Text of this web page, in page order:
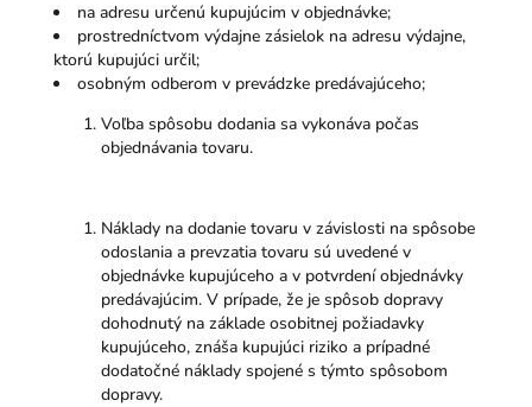
na adresu určenú kupujúcim v objednávke;
prostredníctvom výdajne zásielok na adresu výdajne,
ktorú kupujúci určil;
osobným odberom v prevádzke predávajúceho;
Voľba spôsobu dodania sa vykonáva počas
objednávania tovaru.
Náklady na dodanie tovaru v závislosti na spôsobe
odoslania a prevzatia tovaru sú uvedené v
objednávke kupujúceho a v potvrdení objednávky
predávajúcim. V prípade, že je spôsob dopravy
dohodnutý na základe osobitnej požiadavky
kupujúceho, znáša kupujúci riziko a prípadné
dodatočné náklady spojené s týmto spôsobom
dopravy.